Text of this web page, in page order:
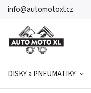
info@automotoxl.cz
DISKY a PNEUMATIKY